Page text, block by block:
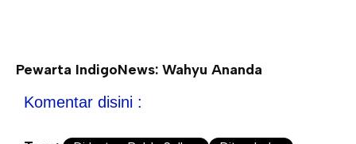
Pewarta IndigoNews: Wahyu Ananda
Komentar disini :